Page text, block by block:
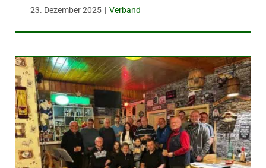
23. Dezember 2025 | Verband